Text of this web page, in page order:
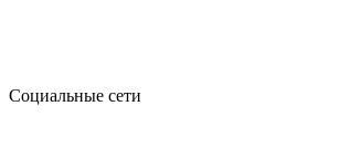
Социальные сети